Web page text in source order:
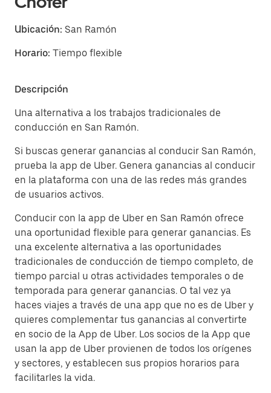
Ubicación: San Ramón
Horario: Tiempo flexible
Descripción
Una alternativa a los trabajos tradicionales de
conducción en San Ramón.
Si buscas generar ganancias al conducir San Ramón,
prueba la app de Uber. Genera ganancias al conducir
en la plataforma con una de las redes más grandes
de usuarios activos.
Conducir con la app de Uber en San Ramón ofrece
una oportunidad flexible para generar ganancias. Es
una excelente alternativa a las oportunidades
tradicionales de conducción de tiempo completo, de
tiempo parcial u otras actividades temporales o de
temporada para generar ganancias. O tal vez ya
haces viajes a través de una app que no es de Uber y
quieres complementar tus ganancias al convertirte
en socio de la App de Uber. Los socios de la App que
usan la app de Uber provienen de todos los orígenes
y sectores, y establecen sus propios horarios para
facilitarles la vida.